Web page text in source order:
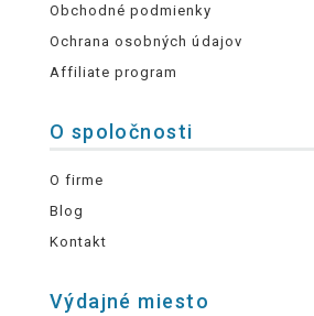
Obchodné podmienky
Ochrana osobných údajov
Affiliate program
O spoločnosti
O firme
Blog
Kontakt
Výdajné miesto